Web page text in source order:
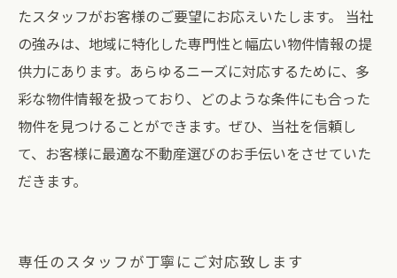
たスタッフがお客様のご要望にお応えいたします。 当社
の強みは、地域に特化した専門性と幅広い物件情報の提
供力にあります。あらゆるニーズに対応するために、多
彩な物件情報を扱っており、どのような条件にも合った
物件を見つけることができます。ぜひ、当社を信頼し
て、お客様に最適な不動産選びのお手伝いをさせていた
だきます。
専任のスタッフが丁寧にご対応致します